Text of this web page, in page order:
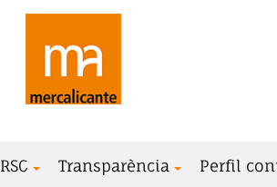
RSC Transparència Perfil